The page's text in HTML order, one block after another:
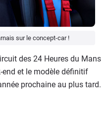
sur le concept-car !
des 24 Heures du Mans
end et le modèle définitif
prochaine au plus tard.